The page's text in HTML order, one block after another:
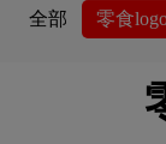
全部 零食